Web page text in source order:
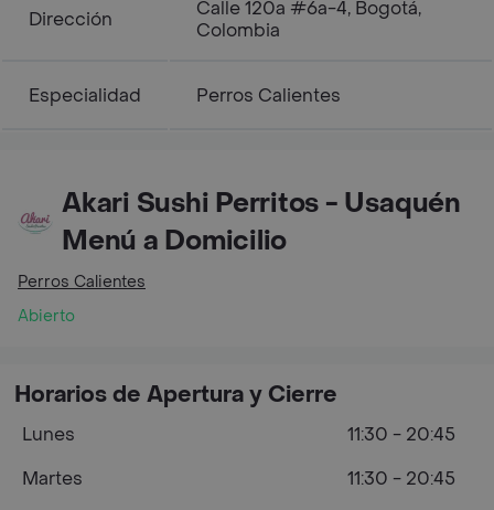
Dirección
Calle 120a #6a-4, Bogotá,
Colombia
Especialidad Perros Calientes
Akari Sushi Perritos - Usaquén
Menú a Domicilio
Perros Calientes
Abierto
Horarios de Apertura y Cierre
Lunes
11:30 - 20:45
Martes
11:30 - 20:45